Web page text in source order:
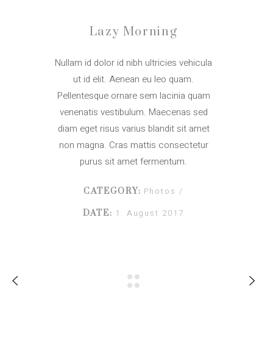
Lazy Morning
Nullam id dolor id nibh ultricies vehicula
ut id elit. Aenean eu leo quam.
Pellentesque ornare sem lacinia quam
venenatis vestibulum. Maecenas sed
diam eget risus varius blandit sit amet
non magna. Cras mattis consectetur
purus sit amet fermentum.
CATEGORY: Photos
DATE: 1. August 2017